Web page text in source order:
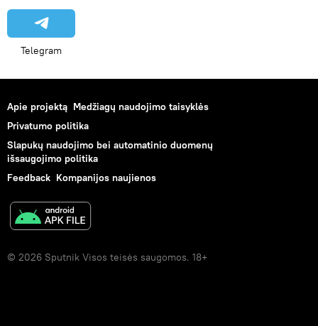
Telegram
Apie projektą Medžiagų naudojimo taisyklės
Privatumo politika
Slapukų naudojimo bei automatinio duomenų
išsaugojimo politika
Feedback Kompanijos naujienos
© 2026 Sputnik Visos teisės saugomos. 18+